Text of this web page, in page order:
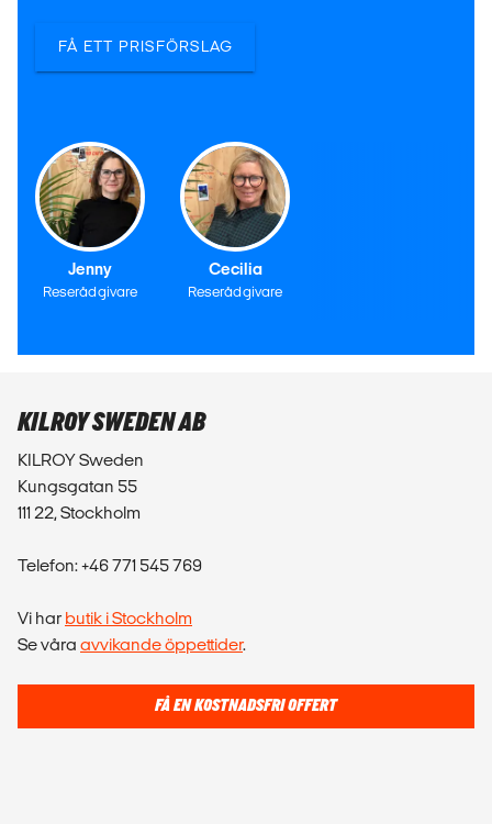
FÅ ETT PRISFÖRSLAG
Jenny
Reserådgivare
Cecilia
Reserådgivare
KILROY SWEDEN AB
KILROY Sweden
Kungsgatan 55
111 22, Stockholm
Telefon: +46 771 545 769
Vi har butik i Stockholm
Se våra avvikande öppettider.
FÅ EN KOSTNADSFRI OFFERT